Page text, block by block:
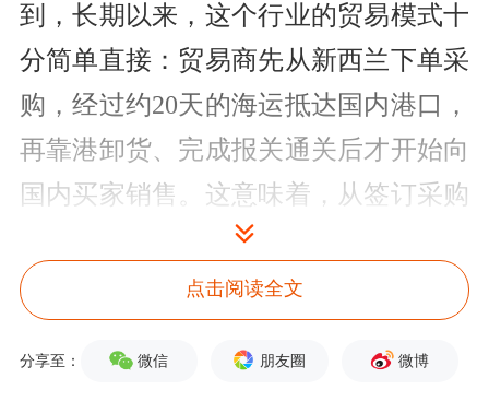
到，长期以来，这个行业的贸易模式十
分简单直接：贸易商先从新西兰下单采
购，经过约20天的海运抵达国内港口，
再靠港卸货、完成报关通关后才开始向
国内买家销售。这意味着，从签订采购
合同到货物具备销售条件，贸易商要承
受长达1个月以上的价格波动风险。
“在这种模式下，一旦船装运离港，这
点击阅读全文
分享至： 微信 朋友圈 微博